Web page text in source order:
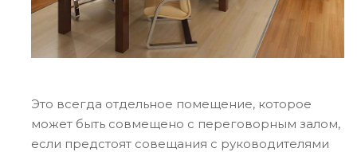
Это всегда отдельное помещение, которое
может быть совмещено с переговорным залом,
если предстоят совещания с руководителями